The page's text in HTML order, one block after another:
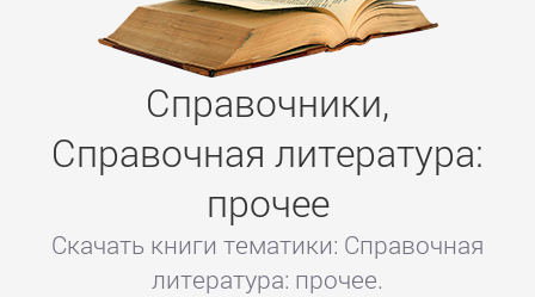
Справочники,
Справочная литература:
прочее
Скачать книги тематики: Справочная
литература: прочее.